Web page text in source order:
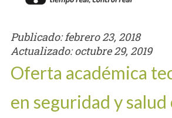
Publicado:febrero 23, 2018
Actualizado:octubre 29, 2019
Oferta académica
en seguridad y salud